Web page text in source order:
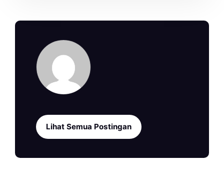
Lihat Semua Postingan